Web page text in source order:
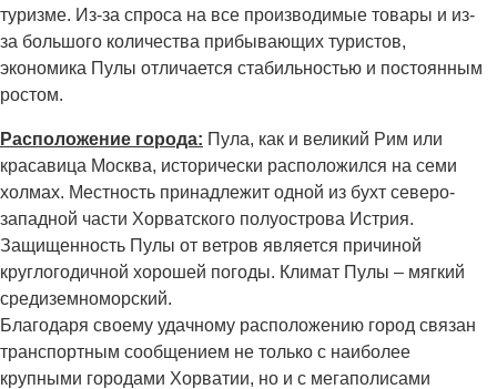
туризме. Из-за спроса на все производимые товары и из-
за большого количества прибывающих туристов,
экономика Пулы отличается стабильностью и постоянным
ростом.
Расположение города: Пула, как и великий Рим или
красавица Москва, исторически расположился на семи
холмах. Местность принадлежит одной из бухт северо-
западной части Хорватского полуострова Истрия.
Защищенность Пулы от ветров является причиной
круглогодичной хорошей погоды. Климат Пулы – мягкий
средиземноморский.
Благодаря своему удачному расположению город связан
транспортным сообщением не только с наиболее
крупными городами Хорватии, но и с мегаполисами